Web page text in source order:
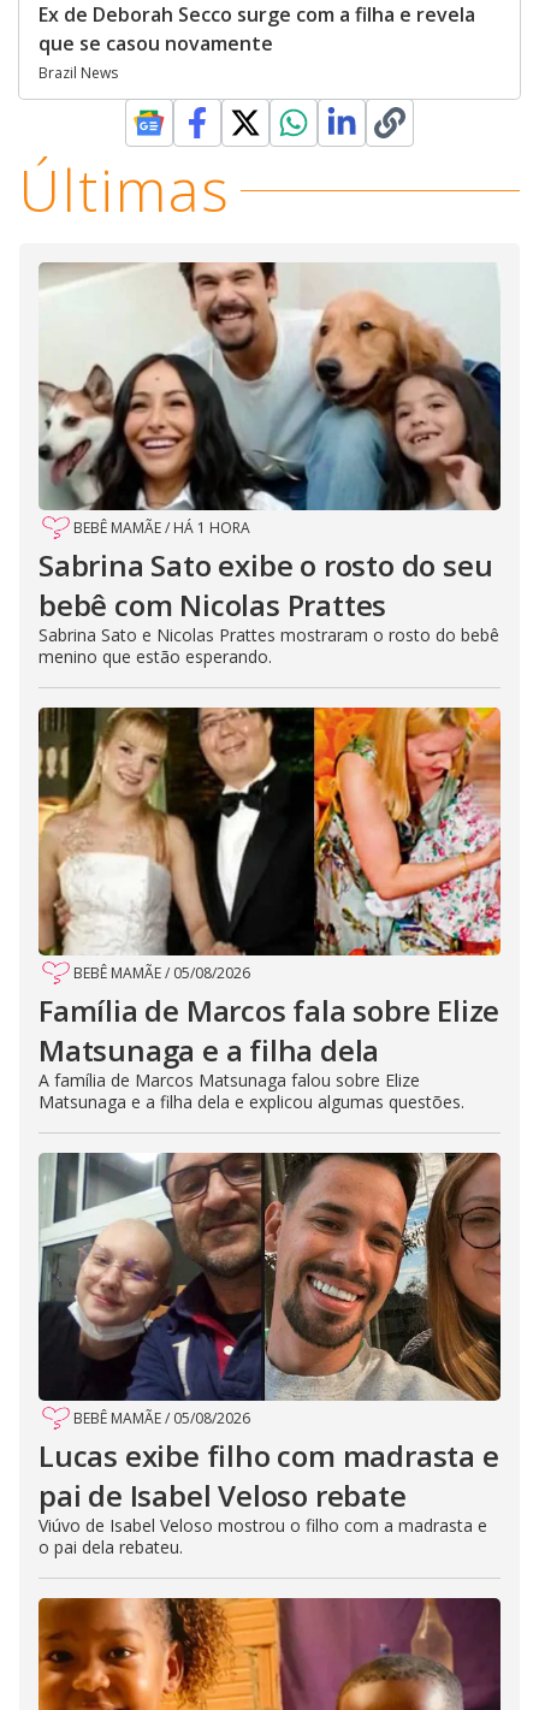
Ex de Deborah Secco surge com a filha e revela
que se casou novamente
Brazil News
Últimas
BEBÊ MAMÃE/ HÁ 1 HORA
Sabrina Sato exibe o rosto do seu
bebê com Nicolas Prattes
Sabrina Sato e Nicolas Prattes mostraram o rosto do bebê
menino que estão esperando.
BEBÊ MAMÃE/ 05/08/2026
Família de Marcos fala sobre Elize
Matsunaga e a filha dela
A família de Marcos Matsunaga falou sobre Elize
Matsunaga e a filha dela e explicou algumas questões.
BEBÊ MAMÃE/ 05/08/2026
Lucas exibe filho com madrasta e
pai de Isabel Veloso rebate
Viúvo de Isabel Veloso mostrou o filho com a madrasta e
o pai dela rebateu.